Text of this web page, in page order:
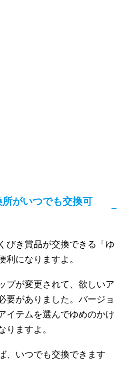
がいつでも交換可
びき賞品が交換できる「ゆ
利になりますよ。
プが変更されて、欲しいア
要がありました。バージョ
イテムを選んでゆめのかけ
りますよ。
、いつでも交換できます